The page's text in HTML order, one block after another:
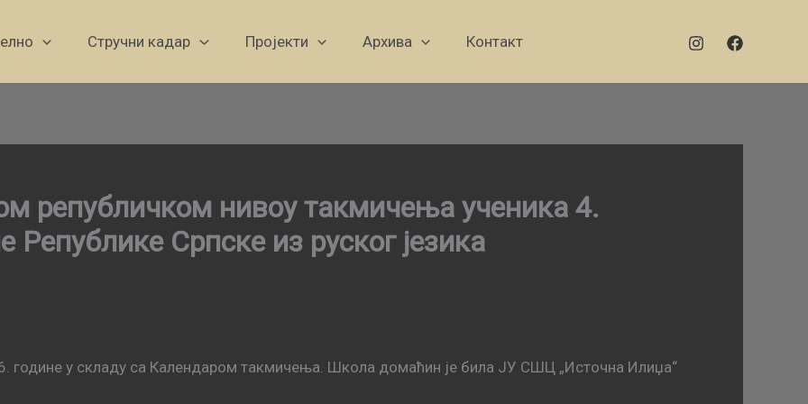
Стручни кадар Пројекти Архива Контакт
републичком нивоу такмичења ученика 4.
Српске из руског језика
године у складу са Календаром такмичења. Школа домаћин је била ЈУ СШЦ „Источна Илиџа“